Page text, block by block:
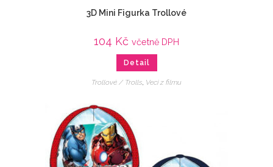
3D Mini Figurka Trollové
104 Kč včetně DPH
Detail
Trollové / Trolls Veci z filmu